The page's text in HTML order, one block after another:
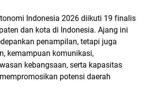
Indonesia 2026 diikuti 19 finalis
dan kota di Indonesia. Ajang ini
penampilan, tetapi juga
kemampuan komunikasi,
kebangsaan, serta kapasitas
potensi daerah